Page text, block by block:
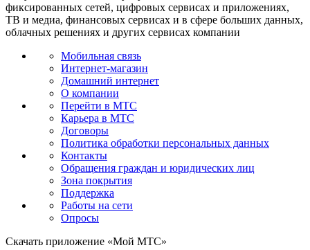
фиксированных сетей, цифровых сервисах и приложениях,
ТВ и медиа, финансовых сервисах и в сфере больших данных,
облачных решениях и других сервисах компании
Мобильная связь
Интернет-магазин
Домашний интернет
О компании
Перейти в МТС
Карьера в МТС
Договоры
Политика обработки персональных данных
Контакты
Обращения граждан и юридических лиц
Зона покрытия
Поддержка
Работы на сети
Опросы
Скачать приложение «Мой МТС»